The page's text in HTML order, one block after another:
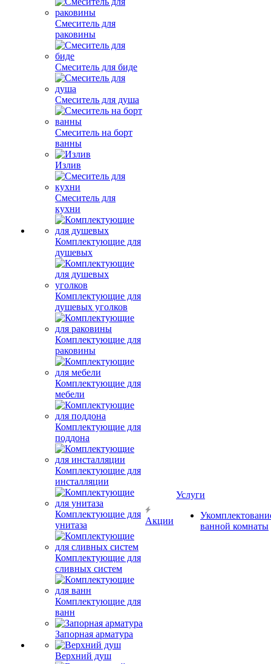
Смеситель для
раковины
Смеситель для биде
Смеситель для душа
Смеситель на борт
ванны
Излив
Смеситель для
кухни
Комплектующие для
душевых
Комплектующие для
душевых уголков
Комплектующие для
раковины
Комплектующие для
мебели
Комплектующие для
поддона
Комплектующие для
инсталляции
Комплектующие для
унитаза
Комплектующие для
сливных систем
Комплектующие для
ванн
Запорная арматура
Верхний душ
Акции
Услуги
ванной комнаты